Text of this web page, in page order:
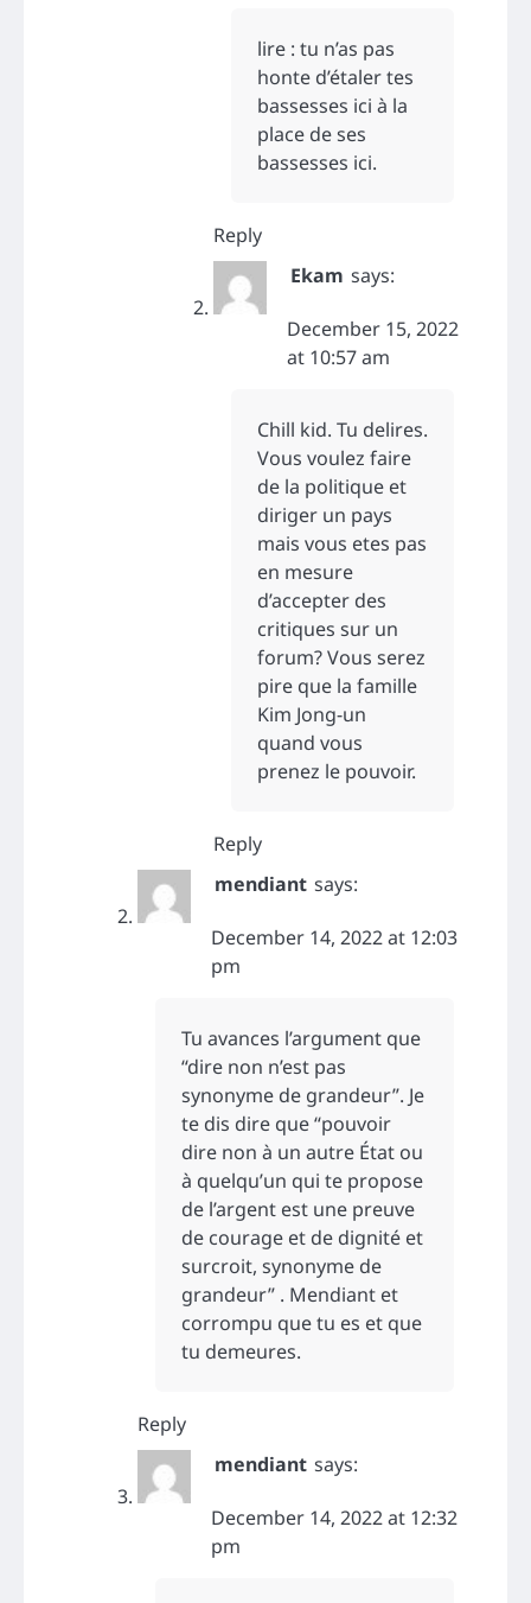
lire : tu n’as pas
honte d’étaler tes
bassesses ici à la
place de ses
bassesses ici.
Reply
Ekam says:
December 15, 2022
at 10:57 am
Chill kid. Tu delires.
Vous voulez faire
de la politique et
diriger un pays
mais vous etes pas
en mesure
d’accepter des
critiques sur un
forum? Vous serez
pire que la famille
Kim Jong-un
quand vous
prenez le pouvoir.
Reply
mendiant says:
December 14, 2022 at 12:03
pm
Tu avances l’argument que
“dire non n’est pas
synonyme de grandeur”. Je
te dis dire que “pouvoir
dire non à un autre État ou
à quelqu’un qui te propose
de l’argent est une preuve
de courage et de dignité et
surcroit, synonyme de
grandeur” . Mendiant et
corrompu que tu es et que
tu demeures.
Reply
mendiant says:
December 14, 2022 at 12:32
pm